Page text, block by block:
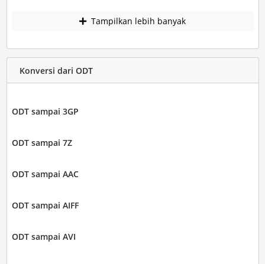
Tampilkan lebih banyak
Konversi dari ODT
ODT sampai 3GP
ODT sampai 7Z
ODT sampai AAC
ODT sampai AIFF
ODT sampai AVI